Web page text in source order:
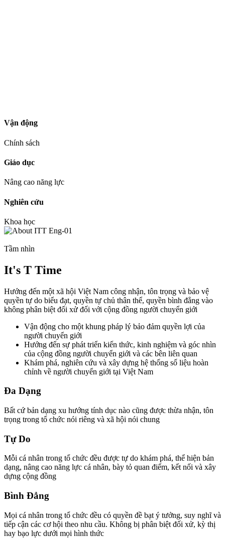
Vận động
Chính sách
Giáo dục
Nâng cao năng lực
Nghiên cứu
Khoa học
Tầm nhìn
It's T Time
Hướng đến một xã hội Việt Nam công nhận, tôn trọng và bảo vệ
quyền tự do biểu đạt, quyền tự chủ thân thể, quyền bình đẳng vào
không phân biệt đối xử đối với cộng đồng người chuyển giới
Vận động cho một khung pháp lý bảo đảm quyền lợi của
người chuyển giới
Hướng đến sự phát triển kiến thức, kinh nghiệm và góc nhìn
của cộng đồng người chuyển giới và các bên liên quan
Khám phá, nghiên cứu và xây dựng hệ thống số liệu hoàn
chỉnh về người chuyển giới tại Việt Nam
Đa Dạng
Bất cứ bản dạng xu hướng tính dục nào cũng được thừa nhận, tôn
trọng trong tổ chức nói riêng và xã hội nói chung
Tự Do
Mỗi cá nhân trong tổ chức đều được tự do khám phá, thể hiện bản
dạng, nâng cao năng lực cá nhân, bày tỏ quan điểm, kết nối và xây
dựng cộng đồng
Bình Đẳng
Mọi cá nhân trong tổ chức đều có quyền đề bạt ý tưởng, suy nghĩ và
tiếp cận các cơ hội theo nhu cầu. Không bị phân biệt đối xử, kỳ thị
hay bạo lực dưới mọi hình thức